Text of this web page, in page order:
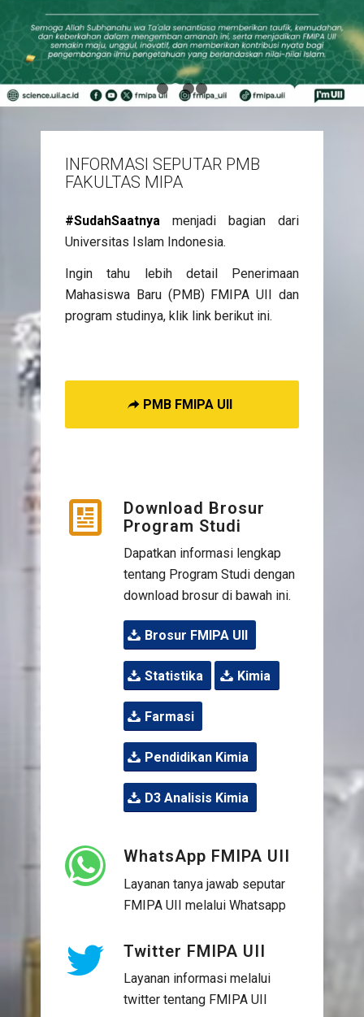
1 2 3 4
INFORMASI SEPUTAR PMB
FAKULTAS MIPA
#SudahSaatnya menjadi bagian dari
Universitas Islam Indonesia.
Ingin tahu lebih detail Penerimaan
Mahasiswa Baru (PMB) FMIPA UII dan
program studinya, klik link berikut ini.
PMB FMIPA UII
Download Brosur
Program Studi
Dapatkan informasi lengkap
tentang Program Studi dengan
download brosur di bawah ini.
Brosur FMIPA UII
Statistika Kimia
Farmasi
Pendidikan Kimia
D3 Analisis Kimia
WhatsApp FMIPA UII
Layanan tanya jawab seputar
FMIPA UII melalui Whatsapp
Twitter FMIPA UII
Layanan informasi melalui
twitter tentang FMIPA UII